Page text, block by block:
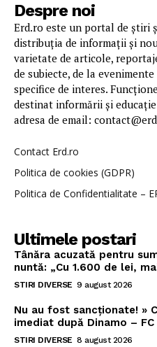
Despre noi
Erd.ro este un portal de știri
distribuția de informații și
varietate de articole,
de subiecte, de la
specifice de interes.
destinat informării și
adresa de email:
Contact Erd.ro
Politica de cookies (GDPR)
Politica de Confidentialitate –
Ultimele postari
Tânăra acuzată pentru
nuntă: „Cu 1.600 de lei,
STIRI DIVERSE 9 august 2026
Nu au fost sancționate! »
imediat după Dinamo –
STIRI DIVERSE 8 august 2026